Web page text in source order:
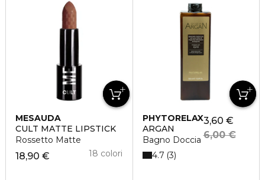
MESAUDA
CULT MATTE LIPSTICK
Rossetto Matte
18,90 € 18 colori
PHYTORELAX
ARGAN
Bagno Doccia
3,60 €
6,00 €
4.7 3